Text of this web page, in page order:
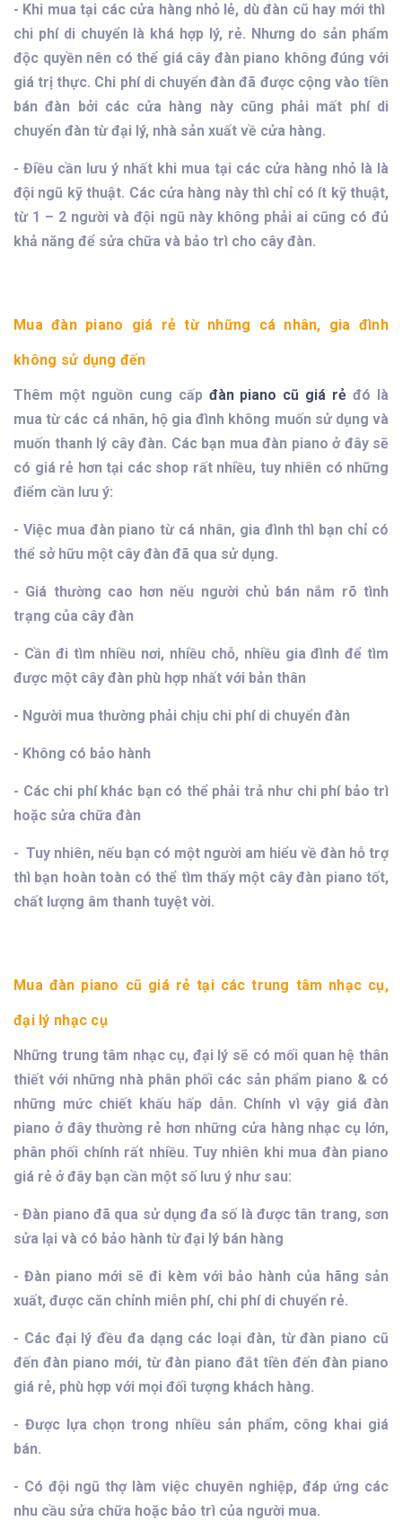
- Khi mua tại các cửa hàng nhỏ lẻ, dù đàn cũ hay mới thì
chi phí di chuyển là khá hợp lý, rẻ. Nhưng do sản phẩm
độc quyền nên có thể giá cây đàn piano không đúng với
giá trị thực. Chi phí di chuyển đàn đã được cộng vào tiền
bán đàn bởi các cửa hàng này cũng phải mất phí di
chuyển đàn từ đại lý, nhà sản xuất về cửa hàng.
- Điều cần lưu ý nhất khi mua tại các cửa hàng nhỏ là là
đội ngũ kỹ thuật. Các cửa hàng này thì chỉ có ít kỹ thuật,
từ 1 – 2 người và đội ngũ này không phải ai cũng có đủ
khả năng để sửa chữa và bảo trì cho cây đàn.
Mua đàn piano giá rẻ từ những cá nhân, gia đình
không sử dụng đến
Thêm một nguồn cung cấp đàn piano cũ giá rẻ đó là
mua từ các cá nhân, hộ gia đình không muốn sử dụng và
muốn thanh lý cây đàn. Các bạn mua đàn piano ở đây sẽ
có giá rẻ hơn tại các shop rất nhiều, tuy nhiên có những
điểm cần lưu ý:
- Việc mua đàn piano từ cá nhân, gia đình thì bạn chỉ có
thể sở hữu một cây đàn đã qua sử dụng.
- Giá thường cao hơn nếu người chủ bán nắm rõ tình
trạng của cây đàn
- Cần đi tìm nhiều nơi, nhiều chỗ, nhiều gia đình để tìm
được một cây đàn phù hợp nhất với bản thân
- Người mua thường phải chịu chi phí di chuyển đàn
- Không có bảo hành
- Các chi phí khác bạn có thể phải trả như chi phí bảo trì
hoặc sửa chữa đàn
- Tuy nhiên, nếu bạn có một người am hiểu về đàn hỗ trợ
thì bạn hoàn toàn có thể tìm thấy một cây đàn piano tốt,
chất lượng âm thanh tuyệt vời.
Mua đàn piano cũ giá rẻ tại các trung tâm nhạc cụ,
đại lý nhạc cụ
Những trung tâm nhạc cụ, đại lý sẽ có mối quan hệ thân
thiết với những nhà phân phối các sản phẩm piano & có
những mức chiết khấu hấp dẫn. Chính vì vậy giá đàn
piano ở đây thường rẻ hơn những cửa hàng nhạc cụ lớn,
phân phối chính rất nhiều. Tuy nhiên khi mua đàn piano
giá rẻ ở đây bạn cần một số lưu ý như sau:
- Đàn piano đã qua sử dụng đa số là được tân trang, sơn
sửa lại và có bảo hành từ đại lý bán hàng
- Đàn piano mới sẽ đi kèm với bảo hành của hãng sản
xuất, được căn chỉnh miễn phí, chi phí di chuyển rẻ.
- Các đại lý đều đa dạng các loại đàn, từ đàn piano cũ
đến đàn piano mới, từ đàn piano đắt tiền đến đàn piano
giá rẻ, phù hợp với mọi đối tượng khách hàng.
- Được lựa chọn trong nhiều sản phẩm, công khai giá
bán.
- Có đội ngũ thợ làm việc chuyên nghiệp, đáp ứng các
nhu cầu sửa chữa hoặc bảo trì của người mua.